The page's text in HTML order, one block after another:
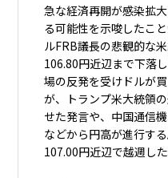
急な経済再開が感染拡
る可能性を示唆したこ
ルFRB議長の悲観的な
106.80円近辺まで下落
場の反発を受けドルが
が、トランプ米大統領
せた発言や、中国通信
などから円高が進行す
107.00円近辺で越週した